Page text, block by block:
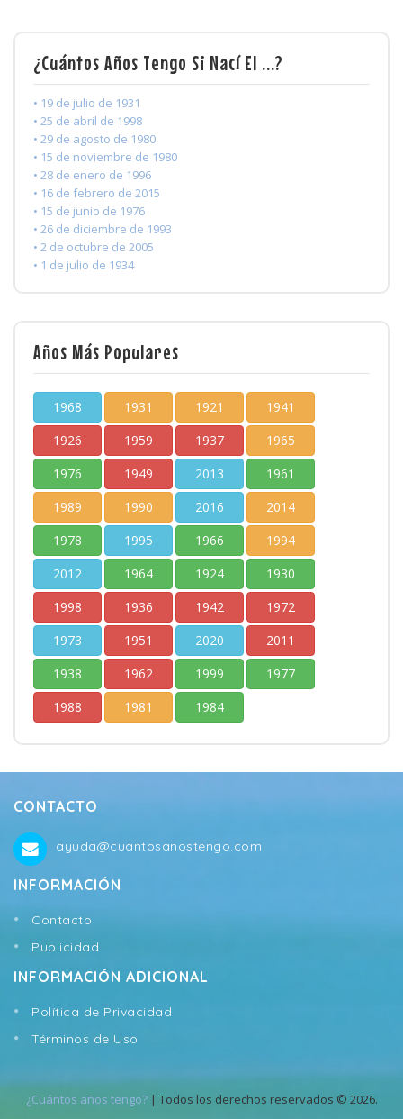
¿Cuántos Años Tengo Si Nací El ...?
• 19 de julio de 1931
• 25 de abril de 1998
• 29 de agosto de 1980
• 15 de noviembre de 1980
• 28 de enero de 1996
• 16 de febrero de 2015
• 15 de junio de 1976
• 26 de diciembre de 1993
• 2 de octubre de 2005
• 1 de julio de 1934
Años Más Populares
1968 1931 1921
1941
1926
1959 1937
1965
1976
1949 2013
1961
1989
1990 2016
2014
1978
1995 1966
1994
2012
1964 1924
1930
1998
1936 1942
1972
1973
1951 2020
2011
1938
1962 1999
1977
1988
1981 1984
CONTACTO
ayuda@cuantosanostengo.com
INFORMACIÓN
Contacto
Publicidad
INFORMACIÓN ADICIONAL
Política de Privacidad
Términos de Uso
¿Cuántos años tengo?| Todos los derechos reservados © 2026.